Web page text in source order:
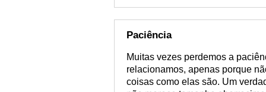
Paciência
Muitas vezes perdemos a
relacionamos, apenas porque
coisas como elas são. Um